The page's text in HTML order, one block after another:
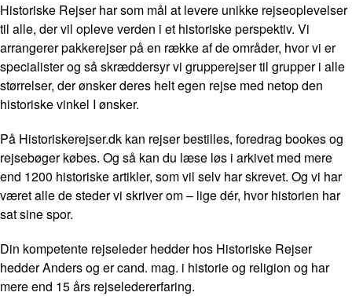
Historiske Rejser har som mål at levere unikke rejseoplevelser
til alle, der vil opleve verden i et historiske perspektiv. Vi
arrangerer pakkerejser på en række af de områder, hvor vi er
specialister og så skræddersyr vi grupperejser til grupper i alle
størrelser, der ønsker deres helt egen rejse med netop den
historiske vinkel I ønsker.
På Historiskerejser.dk kan rejser bestilles, foredrag bookes og
rejsebøger købes. Og så kan du læse løs i arkivet med mere
end 1200 historiske artikler, som vil selv har skrevet. Og vi har
været alle de steder vi skriver om – lige dér, hvor historien har
sat sine spor.
Din kompetente rejseleder hedder hos Historiske Rejser
hedder Anders og er cand. mag. i historie og religion og har
mere end 15 års rejseledererfaring.